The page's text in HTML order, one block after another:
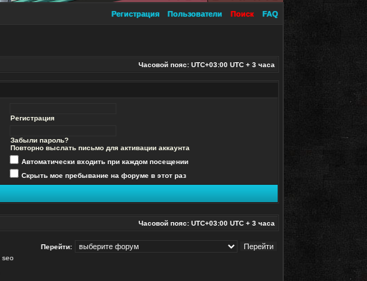
FAQ
Поиск
Пользователи
Регистрация
Часовой пояс: UTC+03:00 UTC + 3 часа
Регистрация
Забыли пароль?
Повторно выслать письмо для активации аккаунта
Автоматически входить при каждом посещении
Скрыть мое пребывание на форуме в этот раз
Часовой пояс: UTC+03:00 UTC + 3 часа
Перейти:
seo